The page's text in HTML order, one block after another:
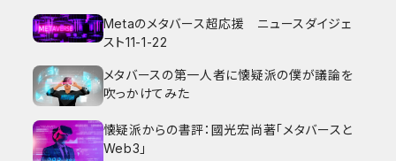
Metaのメタバース超応援 ニュースダイジェ
スト11-1-22
メタバースの第一人者に懐疑派の僕が議論を
吹っかけてみた
懐疑派からの書評：國光宏尚著「メタバースと
Web3」